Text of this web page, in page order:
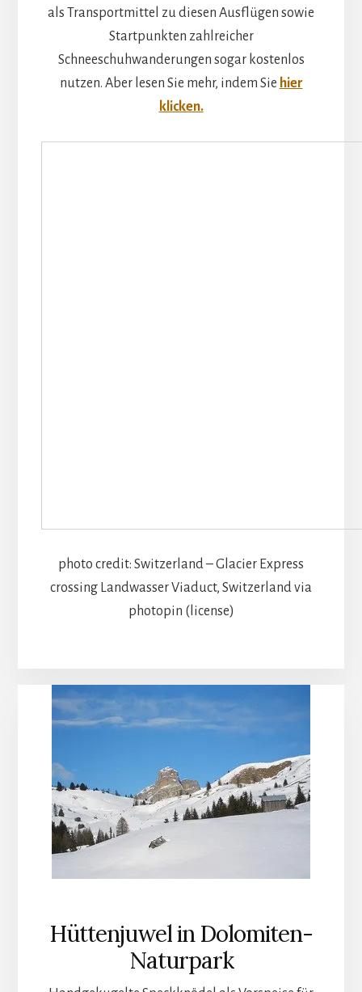
als Transportmittel zu diesen Ausflügen sowie
Startpunkten zahlreicher
Schneeschuhwanderungen sogar kostenlos
nutzen. Aber lesen Sie mehr, indem Sie hier
klicken.
photo credit: Switzerland – Glacier Express
crossing Landwasser Viaduct, Switzerland via
photopin (license)
Hüttenjuwel in Dolomiten-
Naturpark